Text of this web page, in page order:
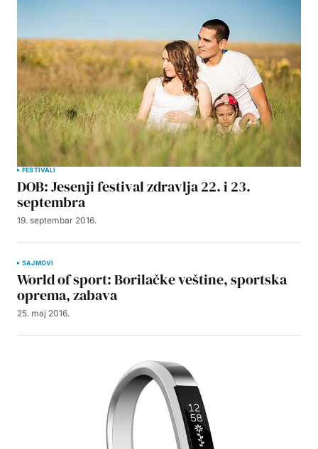
FESTIVALI
DOB: Jesenji festival zdravlja 22. i 23.
septembra
19. septembar 2016.
SAJMOVI
World of sport: Borilačke veštine, sportska
oprema, zabava
25. maj 2016.